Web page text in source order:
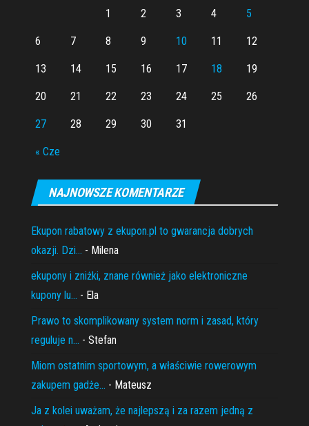
« Cze
1 2 3 4 5
6 7 8 9 10 11 12
13 14 15 16 17 18 19
20 21 22 23 24 25 26
27 28 29 30 31
NAJNOWSZE KOMENTARZE
Ekupon rabatowy z ekupon.pl to gwarancja dobrych
okazji. Dzi... - Milena
ekupony i zniżki, znane również jako elektroniczne
kupony lu... - Ela
Prawo to skomplikowany system norm i zasad, który
reguluje n... - Stefan
Miom ostatnim sportowym, a właściwie rowerowym
zakupem gadże... - Mateusz
Ja z kolei uważam, że najlepszą i za razem jedną z